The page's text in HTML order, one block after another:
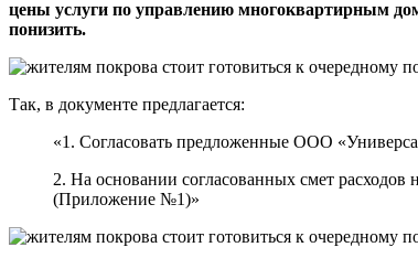
цены услуги по управлению многоквартирным
понизить.
Так, в документе предлагается:
«1. Согласовать предложенные ООО
2. На основании согласованных смет
(Приложение №1)»